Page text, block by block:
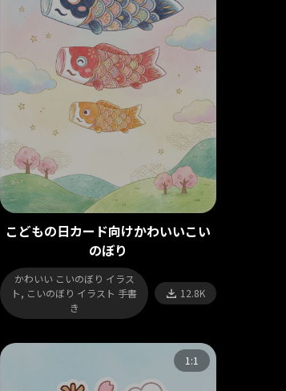
こどもの日カード向けかわいいこい
のぼり
かわいい こいのぼり イラス
ト, こいのぼり イラスト 手書
き
12.8K
1:1